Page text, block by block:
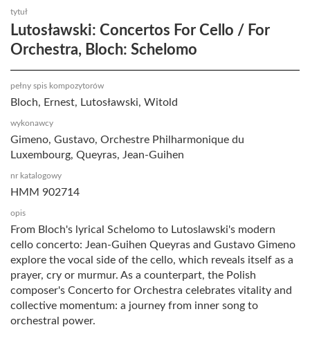
tytuł
Lutosławski: Concertos For Cello / For
Orchestra, Bloch: Schelomo
pełny spis kompozytorów
Bloch, Ernest, Lutosławski, Witold
wykonawcy
Gimeno, Gustavo, Orchestre Philharmonique du
Luxembourg, Queyras, Jean-Guihen
nr katalogowy
HMM 902714
opis
From Bloch's lyrical Schelomo to Lutoslawski's modern
cello concerto: Jean-Guihen Queyras and Gustavo Gimeno
explore the vocal side of the cello, which reveals itself as a
prayer, cry or murmur. As a counterpart, the Polish
composer's Concerto for Orchestra celebrates vitality and
collective momentum: a journey from inner song to
orchestral power.